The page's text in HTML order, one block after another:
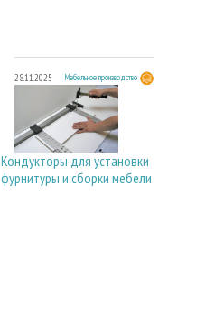
28.11.2025 Мебельное производство
Кондукторы для установки
фурнитуры и сборки мебели